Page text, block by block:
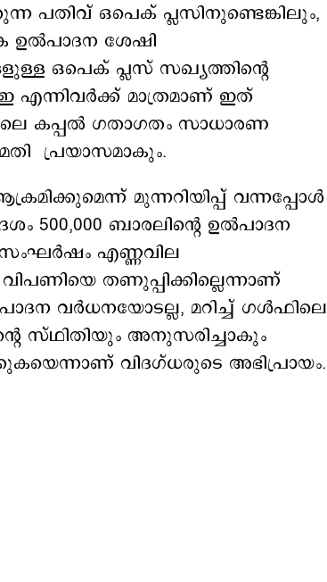
പതിവ് ഒപെക് പ്ലസിനുണ്ടെങ്കിലും,
ഉൽപാദന ശേഷി
ഒപെക് പ്ലസ് സഖ്യത്തിന്റെ
മാത്രമാണ് ഇത്
കപ്പൽ ഗതാഗതം സാധാരണ
പ്രയാസമാകും.
മുന്നറിയിപ്പ് വന്നപ്പോള്‍
500,000 ബാരലിന്റെ ഉൽപാദന
എണ്ണവില
തണുപ്പിക്കില്ലെന്നാണ്
വർധനയോടല്ല, മറിച്ച് ഗൾഫിലെ
സ്ഥിതിയും അനുസരിച്ചാകും
വിദഗ്ധരുടെ അഭിപ്രായം.